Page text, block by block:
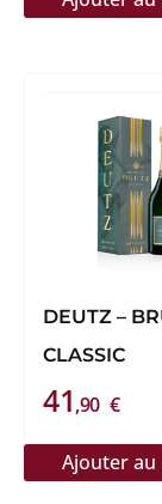
DEUTZ –
CLASSIC
41,90 €
Ajouter au